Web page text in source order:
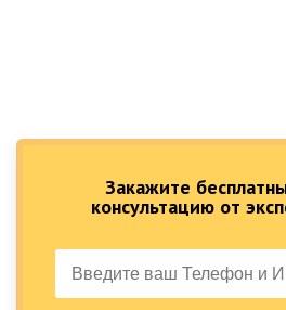
Закажите
консультацию от